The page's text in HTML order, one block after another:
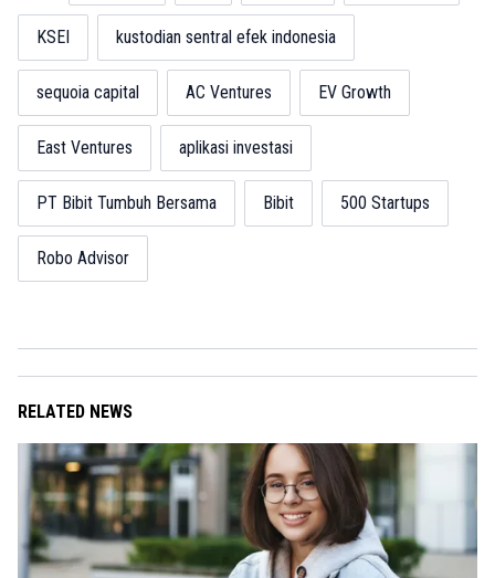
KSEI kustodian sentral efek indonesia
sequoia capital AC Ventures EV Growth
East Ventures aplikasi investasi
PT Bibit Tumbuh Bersama Bibit 500 Startups
Robo Advisor
RELATED NEWS